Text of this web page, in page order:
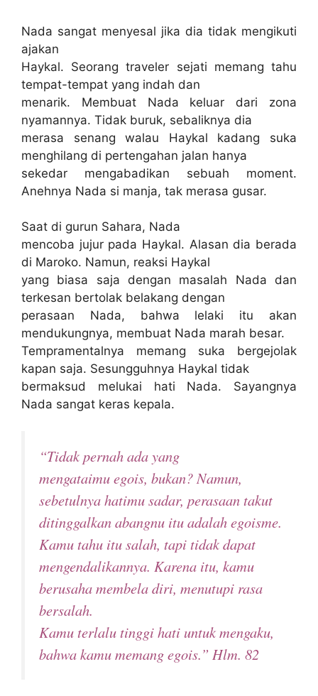
Nada sangat menyesal jika dia tidak mengikuti
ajakan
Haykal. Seorang traveler sejati memang tahu
tempat-tempat yang indah dan
menarik. Membuat Nada keluar dari zona
nyamannya. Tidak buruk, sebaliknya dia
merasa senang walau Haykal kadang suka
menghilang di pertengahan jalan hanya
sekedar mengabadikan sebuah moment.
Anehnya Nada si manja, tak merasa gusar.
Saat di gurun Sahara, Nada
mencoba jujur pada Haykal. Alasan dia berada
di Maroko. Namun, reaksi Haykal
yang biasa saja dengan masalah Nada dan
terkesan bertolak belakang dengan
perasaan Nada, bahwa lelaki itu akan
mendukungnya, membuat Nada marah besar.
Tempramentalnya memang suka bergejolak
kapan saja. Sesungguhnya Haykal tidak
bermaksud melukai hati Nada. Sayangnya
Nada sangat keras kepala.
“Tidak pernah ada yang
mengataimu egois, bukan? Namun,
sebetulnya hatimu sadar, perasaan takut
ditinggalkan abangnu itu adalah egoisme.
Kamu tahu itu salah, tapi tidak dapat
mengendalikannya. Karena itu, kamu
berusaha membela diri, menutupi rasa
bersalah.
Kamu terlalu tinggi hati untuk mengaku,
bahwa kamu memang egois.” Hlm. 82